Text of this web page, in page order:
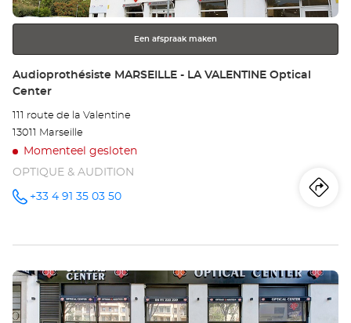
voor
meer
Een afspraak maken
Winkel:
Audioprothésiste MARSEILLE - LA VALENTINE Optical
Center
111 route de la Valentine
13011 Marseille
Momenteel gesloten
OPTIQUE & AUDITION
telefoonnummer
+33 4 91 35 03 50
Druk
op
de